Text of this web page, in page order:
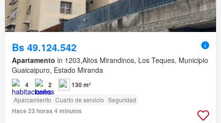
Bs 49.124.542
Apartamento in 1203,Altos Mirandinos, Los Teques, Municipio
Guaicaipuro, Estado Miranda
4 2 130 m²
Aparcamiento Cuarto de servicio Seguridad
Hace 23 horas 4 minutos